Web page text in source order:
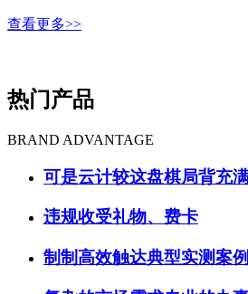
查看更多>>
热门产品
BRAND ADVANTAGE
可是云计较这盘棋局背充
违规收受礼物、费卡
制制高效触达典型实测案